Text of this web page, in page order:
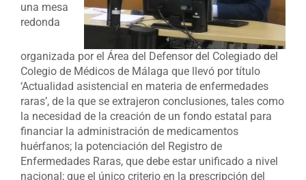
una mesa
redonda
organizada por el Área del Defensor del Colegiado del
Colegio de Médicos de Málaga que llevó por título
‘Actualidad asistencial en materia de enfermedades
raras’, de la que se extrajeron conclusiones, tales como
la necesidad de la creación de un fondo estatal para
financiar la administración de medicamentos
huérfanos; la potenciación del Registro de
Enfermedades Raras, que debe estar unificado a nivel
nacional; que el único criterio en la prescripción del